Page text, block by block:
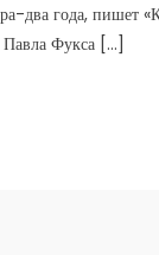
два года, пишет
Фукса […]